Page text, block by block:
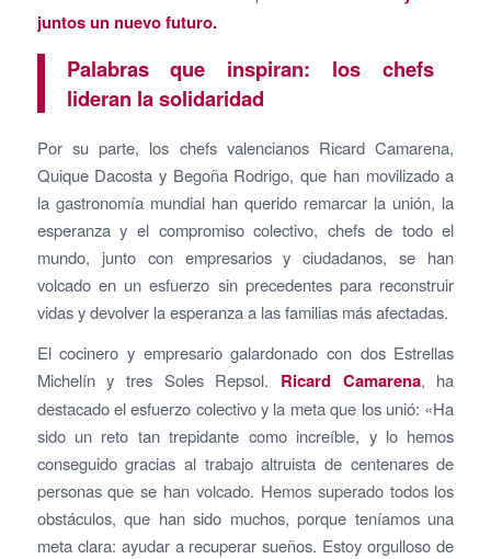
juntos un nuevo futuro.
Palabras que inspiran: los chefs
lideran la solidaridad
Por su parte, los chefs valencianos Ricard Camarena,
Quique Dacosta y Begoña Rodrigo, que han movilizado a
la gastronomía mundial han querido remarcar la unión, la
esperanza y el compromiso colectivo, chefs de todo el
mundo, junto con empresarios y ciudadanos, se han
volcado en un esfuerzo sin precedentes para reconstruir
vidas y devolver la esperanza a las familias más afectadas.
El cocinero y empresario galardonado con dos Estrellas
Michelín​ y tres Soles Repsol. Ricard Camarena, ha
destacado el esfuerzo colectivo y la meta que los unió: «Ha
sido un reto tan trepidante como increíble, y lo hemos
conseguido gracias al trabajo altruista de centenares de
personas que se han volcado. Hemos superado todos los
obstáculos, que han sido muchos, porque teníamos una
meta clara: ayudar a recuperar sueños. Estoy orgulloso de